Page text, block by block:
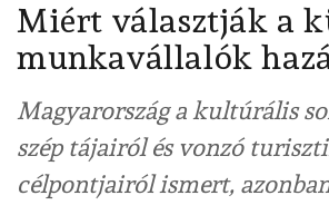
Miért választják a
munkavállalók
Magyarország a kultúrális
szép tájairól és vonzó
célpontjairól ismert,